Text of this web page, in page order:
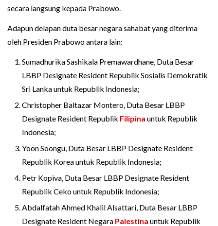
secara langsung kepada Prabowo.
Adapun delapan duta besar negara sahabat yang diterima
oleh Presiden Prabowo antara lain:
Sumadhurika Sashikala Premawardhane, Duta Besar
LBBP Designate Resident Republik Sosialis Demokratik
Sri Lanka untuk Republik Indonesia;
Christopher Baltazar Montero, Duta Besar LBBP
Designate Resident Republik Filipina untuk Republik
Indonesia;
Yoon Soongu, Duta Besar LBBP Designate Resident
Republik Korea untuk Republik Indonesia;
Petr Kopiva, Duta Besar LBBP Designate Resident
Republik Ceko untuk Republik Indonesia;
Abdalfatah Ahmed Khalil Alsattari, Duta Besar LBBP
Designate Resident Negara Palestina untuk Republik